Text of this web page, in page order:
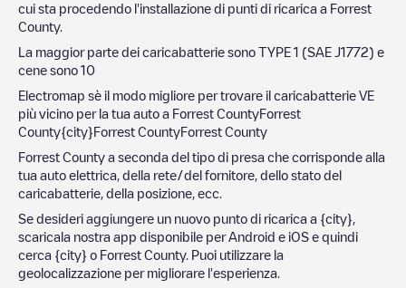
cui sta procedendo l'installazione di punti di ricarica a Forrest
County.
La maggior parte dei caricabatterie sono TYPE 1 (SAE J1772) e
cene sono 10
Electromap sè il modo migliore per trovare il caricabatterie VE
più vicino per la tua auto a Forrest CountyForrest
County{city}Forrest CountyForrest County
Forrest County a seconda del tipo di presa che corrisponde alla
tua auto elettrica, della rete/del fornitore, dello stato del
caricabatterie, della posizione, ecc.
Se desideri aggiungere un nuovo punto di ricarica a {city}
scaricala nostra app disponibile per Android e iOS e quindi
cerca {city} o Forrest County. Puoi utilizzare la
geolocalizzazione per migliorare l'esperienza.